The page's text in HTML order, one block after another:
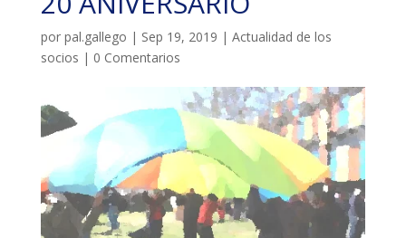
por pal.gallego | Sep 19, 2019 | Actualidad de los
socios | 0 ComentariosFORMACIÓ
CASES DE COLÒNIES
ACCIÓ SOCIAL I JOVES